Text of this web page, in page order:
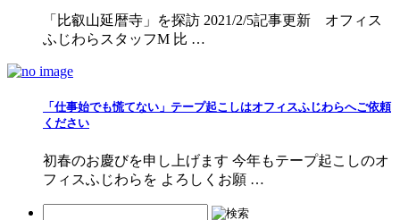
「比叡山延暦寺」を探訪 2021/2/5記事更新 オフィス
ふじわらスタッフM 比 …
「仕事始でも慌てない」テープ起こしはオフィスふじわらへご依頼
ください
初春のお慶びを申し上げます 今年もテープ起こしのオ
フィスふじわらを よろしくお願 …